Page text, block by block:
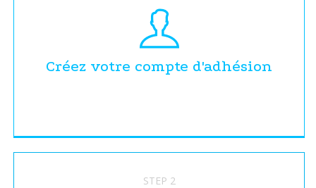
Créez votre compte d'adhésion
STEP 2